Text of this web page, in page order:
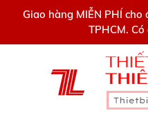
Giao hàng MIỄN PHÍ
TPHCM.
0909445903